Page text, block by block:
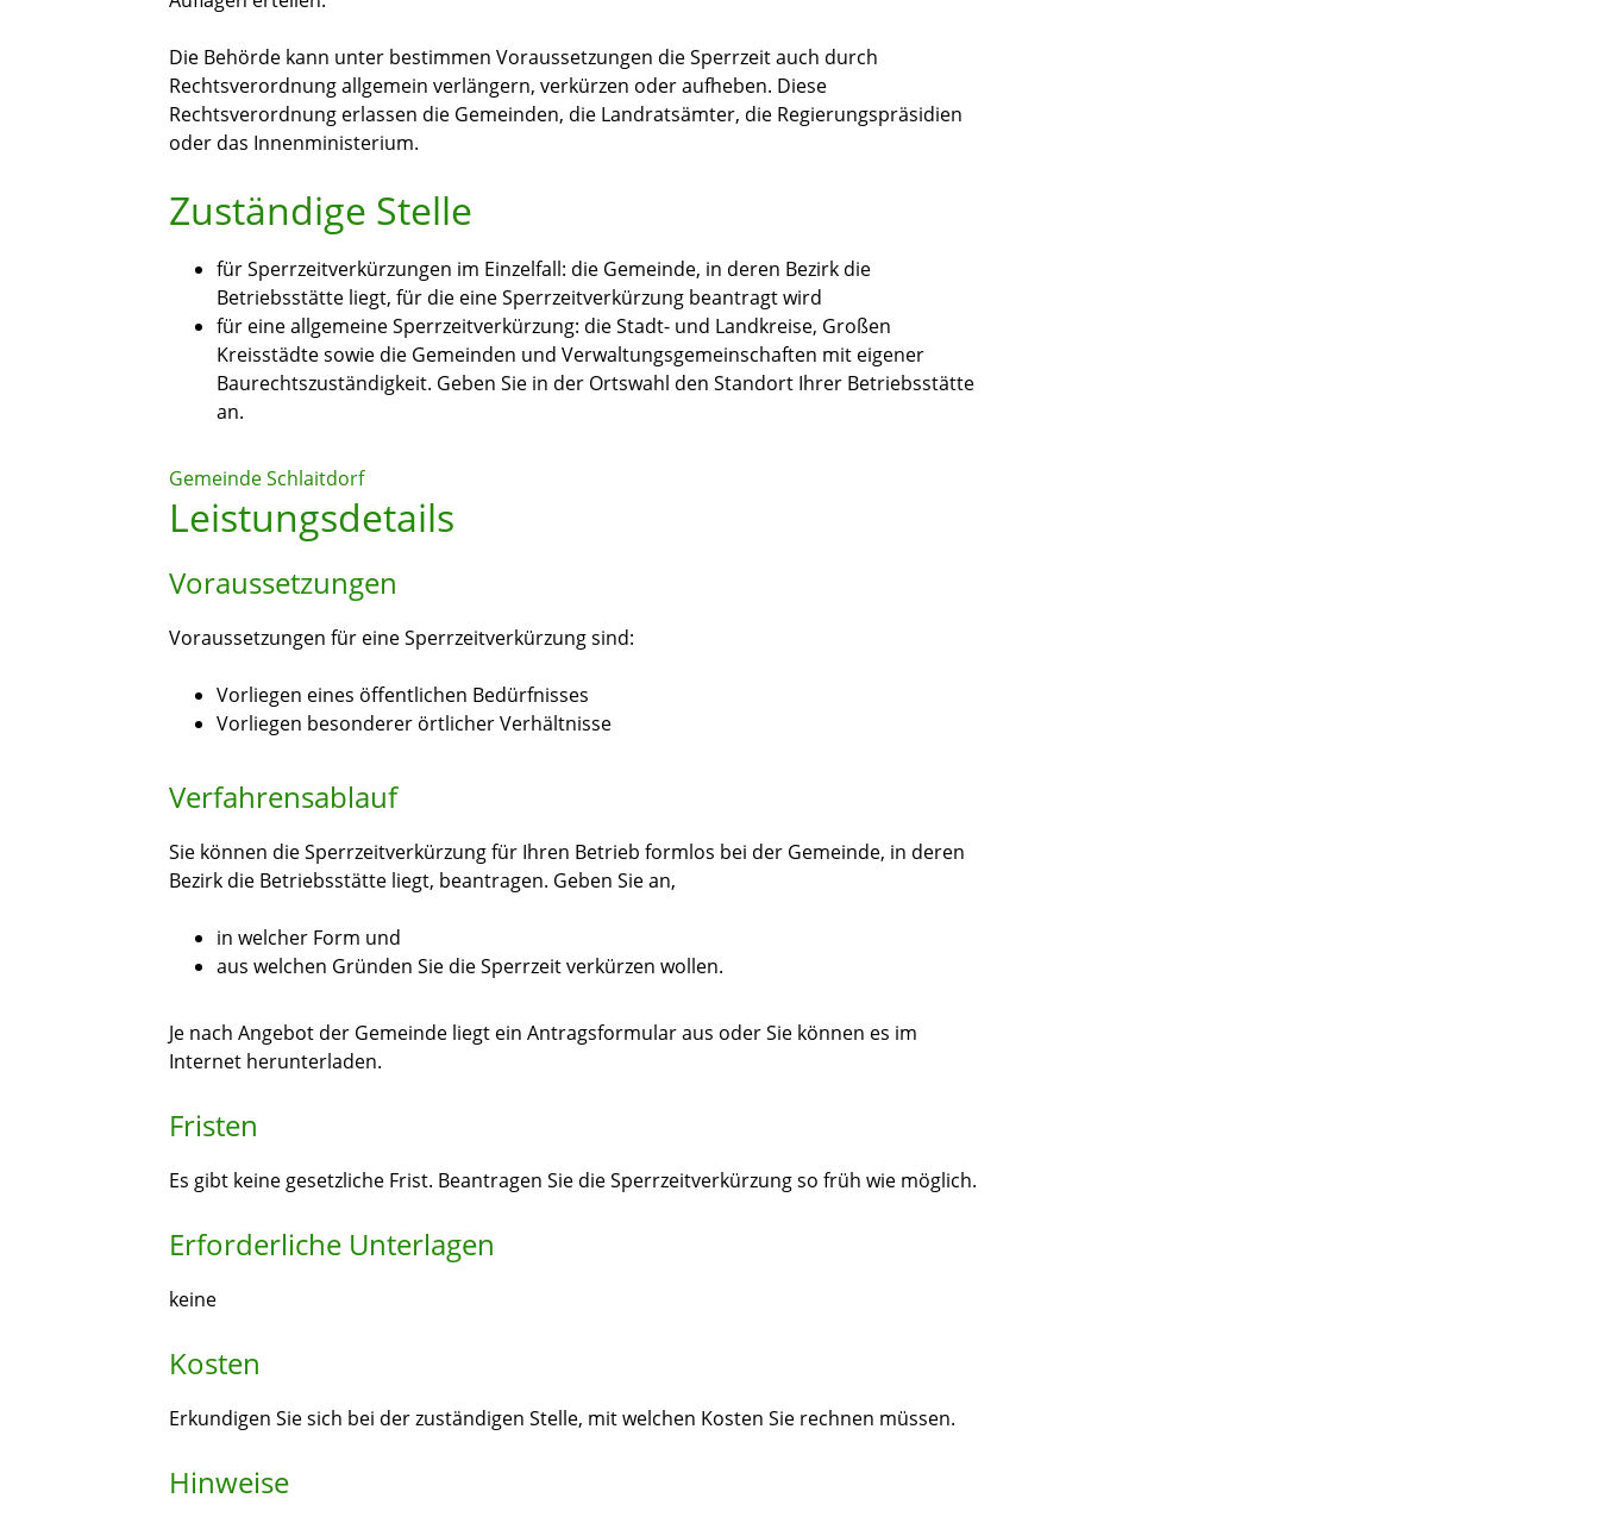
Die Behörde kann unter bestimmen Voraussetzungen die Sperrzeit auch durch
Rechtsverordnung allgemein verlängern, verkürzen oder aufheben. Diese
Rechtsverordnung erlassen die Gemeinden, die Landratsämter, die Regierungspräsidien
oder das Innenministerium.
Zuständige Stelle
für Sperrzeitverkürzungen im Einzelfall: die Gemeinde, in deren Bezirk die
Betriebsstätte liegt, für die eine Sperrzeitverkürzung beantragt wird
für eine allgemeine Sperrzeitverkürzung: die Stadt- und Landkreise, Großen
Kreisstädte sowie die Gemeinden und Verwaltungsgemeinschaften mit eigener
Baurechtszuständigkeit. Geben Sie in der Ortswahl den Standort Ihrer Betriebsstätte
an.
Gemeinde Schlaitdorf
Leistungsdetails
Voraussetzungen
Voraussetzungen für eine Sperrzeitverkürzung sind:
Vorliegen eines öffentlichen Bedürfnisses
Vorliegen besonderer örtlicher Verhältnisse
Verfahrensablauf
Sie können die Sperrzeitverkürzung für Ihren Betrieb formlos bei der Gemeinde, in deren
Bezirk die Betriebsstätte liegt, beantragen. Geben Sie an,
in welcher Form und
aus welchen Gründen Sie die Sperrzeit verkürzen wollen.
Je nach Angebot der Gemeinde liegt ein Antragsformular aus oder Sie können es im
Internet herunterladen.
Fristen
Es gibt keine gesetzliche Frist. Beantragen Sie die Sperrzeitverkürzung so früh wie möglich.
Erforderliche Unterlagen
keine
Kosten
Erkundigen Sie sich bei der zuständigen Stelle, mit welchen Kosten Sie rechnen müssen.
Hinweise